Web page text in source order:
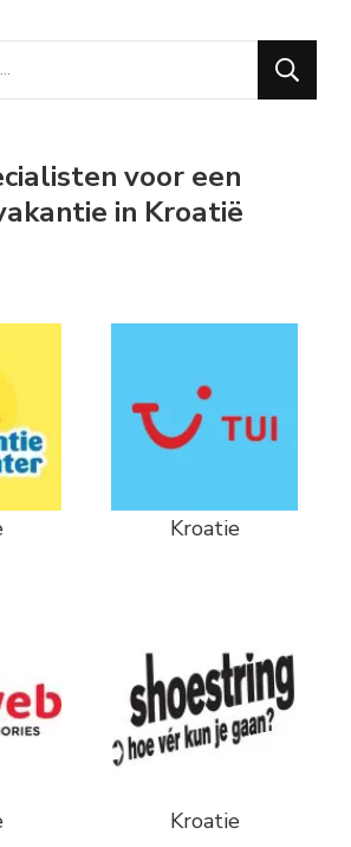
voor een
in Kroatië
Kroatie
Kroatie